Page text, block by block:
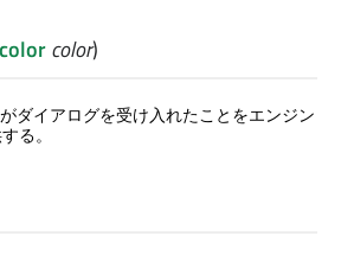
colorcolor)
ダイアログを受け入れたことをエンジン
る。